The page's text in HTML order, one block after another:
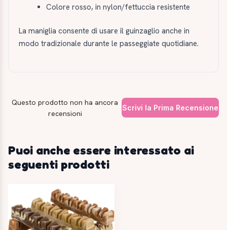
Colore rosso, in nylon/fettuccia resistente
La maniglia consente di usare il guinzaglio anche in
modo tradizionale durante le passeggiate quotidiane.
Questo prodotto non ha ancora
recensioni
Scrivi la Prima Recensione
Puoi anche essere interessato ai
seguenti prodotti